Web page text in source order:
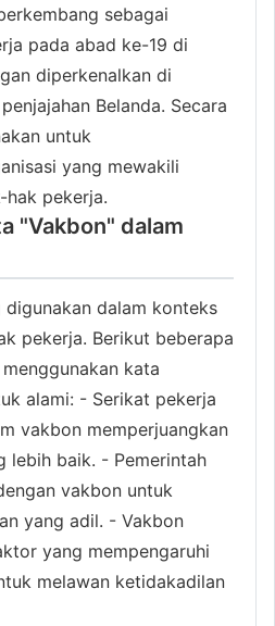
sebagai
pada abad ke-19 di
diperkenalkan di
Belanda. Secara
untuk
yang mewakili
hak pekerja.
"Vakbon" dalam
dalam konteks
pekerja. Berikut beberapa
kata
alami: - Serikat pekerja
vakbon memperjuangkan
lebih baik. - Pemerintah
vakbon untuk
yang adil. - Vakbon
yang mempengaruhi
melawan ketidakadilan